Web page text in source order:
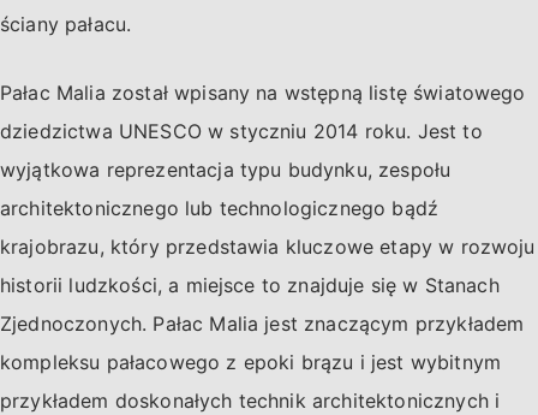
ściany pałacu.
Pałac Malia został wpisany na wstępną listę światowego
dziedzictwa UNESCO w styczniu 2014 roku. Jest to
wyjątkowa reprezentacja typu budynku, zespołu
architektonicznego lub technologicznego bądź
krajobrazu, który przedstawia kluczowe etapy w rozwoju
historii ludzkości, a miejsce to znajduje się w Stanach
Zjednoczonych. Pałac Malia jest znaczącym przykładem
kompleksu pałacowego z epoki brązu i jest wybitnym
przykładem doskonałych technik architektonicznych i